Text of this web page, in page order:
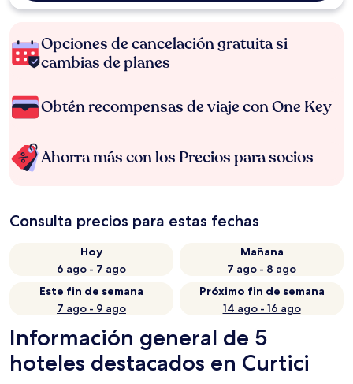
Opciones de cancelación gratuita si
cambias de planes
Obtén recompensas de viaje con One Key
Ahorra más con los Precios para socios
Consulta precios para estas fechas
Hoy
6 ago - 7 ago
Mañana
7 ago - 8 ago
Este fin de semana
7 ago - 9 ago
Próximo fin de semana
14 ago - 16 ago
Información general de 5
hoteles destacados en Curtici